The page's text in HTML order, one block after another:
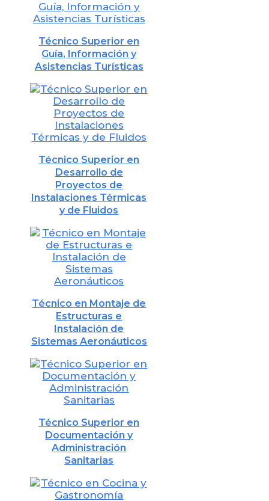
Privacidad.
Técnico Superior en
Guía, Información y
Asistencias Turísticas
Técnico Superior en
Desarrollo de
Proyectos de
Instalaciones Térmicas
y de Fluidos
Técnico en Montaje de
Estructuras e
Instalación de
Sistemas Aeronáuticos
Técnico Superior en
Documentación y
Administración
Sanitarias